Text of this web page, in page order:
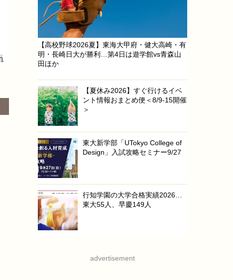
【高校野球2026夏】東海大甲府・健大高崎・有
明・長崎日大が勝利…第4日は遊学館vs青森山
田ほか
【夏休み2026】すぐ行けるイベ
ント情報おまとめ便＜8/9-15開催
＞
東大新学部「UTokyo College of
Design」入試攻略セミナー9/27
行知学園の大学合格実績2026…
東大55人、早慶149人
advertisement